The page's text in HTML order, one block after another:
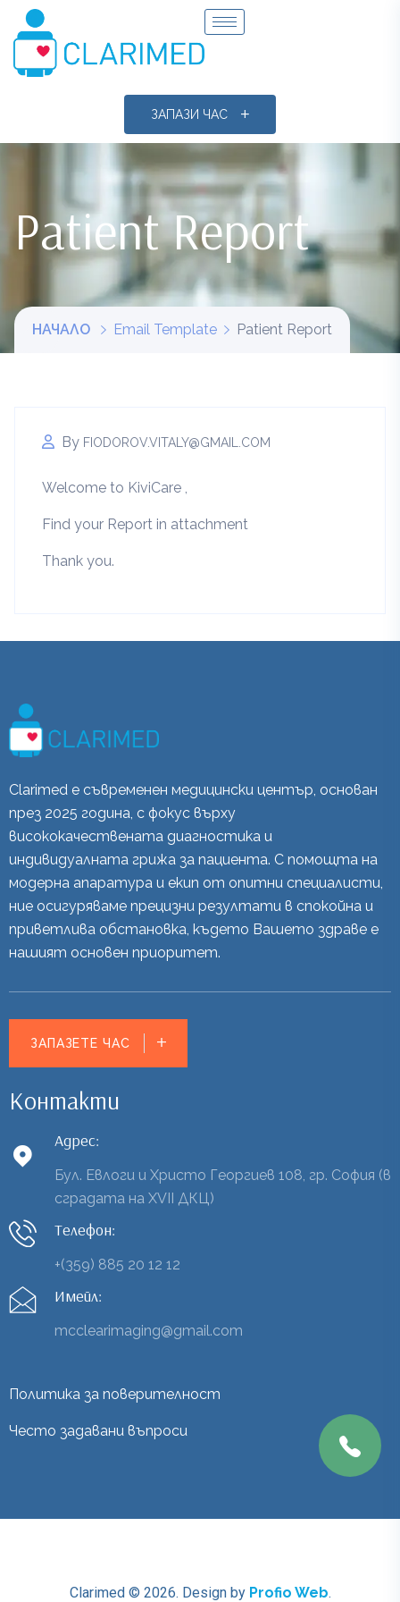
ЗАПАЗИ ЧАС
Patient Report
НАЧАЛО Email Template Patient Report
By FIODOROV.VITALY@GMAIL.COM
Welcome to KiviCare ,
Find your Report in attachment
Thank you.
Clarimed е съвременен медицински център, основан
през 2025 година, с фокус върху
висококачествената диагностика и
индивидуалната грижа за пациента. С помощта на
модерна апаратура и екип от опитни специалисти,
ние осигуряваме прецизни резултати в спокойна и
приветлива обстановка, където Вашето здраве е
нашият основен приоритет.
ЗАПАЗЕТЕ ЧАС
Контакти
Адрес:
Бул. Евлоги и Христо Георгиев 108, гр. София (в
сградата на XVII ДКЦ)
Телефон:
+(359) 885 20 12 12
Имейл:
mcclearimaging@gmail.com
Политика за поверителност
Често задавани въпроси
Clarimed © 2026. Design by Profio Web.